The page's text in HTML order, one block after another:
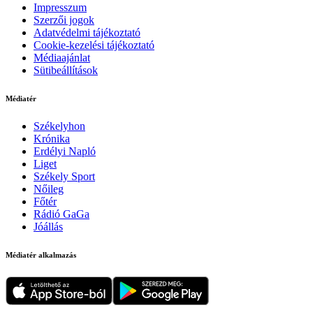
Impresszum
Szerzői jogok
Adatvédelmi tájékoztató
Cookie-kezelési tájékoztató
Médiaajánlat
Sütibeállítások
Médiatér
Székelyhon
Krónika
Erdélyi Napló
Liget
Székely Sport
Nőileg
Főtér
Rádió GaGa
Jóállás
Médiatér alkalmazás